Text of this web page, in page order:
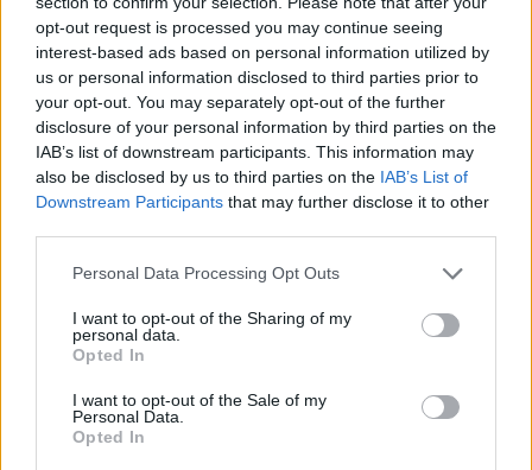
opt-out request is processed you may continue seeing
interest-based ads based on personal information utilized by
us or personal information disclosed to third parties prior to
your opt-out. You may separately opt-out of the further
disclosure of your personal information by third parties on the
IAB’s list of downstream participants. This information may
also be disclosed by us to third parties on the IAB’s List of
Downstream Participants that may further disclose it to other
Personal Data Processing Opt Outs
I want to opt-out of the Sharing of my
personal data.
Opted In
I want to opt-out of the Sale of my
Personal Data.
Opted In
Ricardo Carvalho